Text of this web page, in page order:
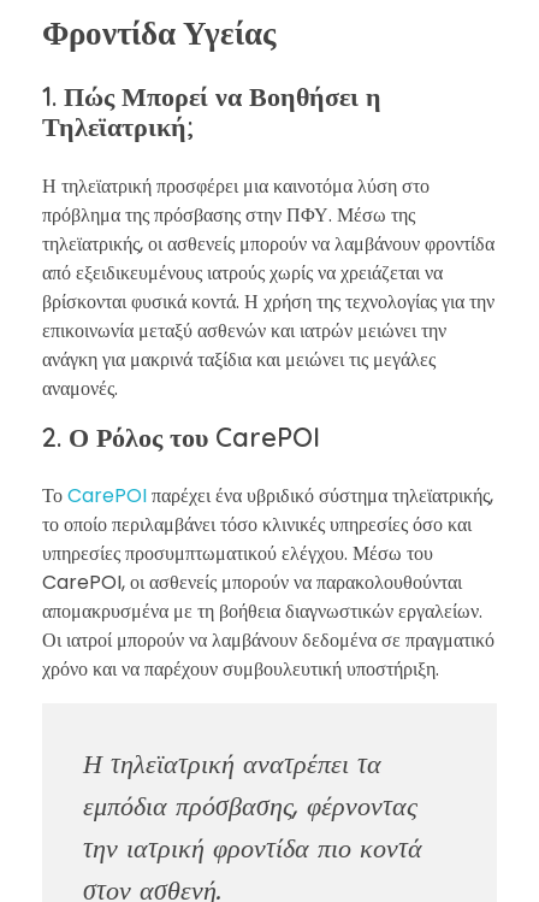
Φροντίδα Υγείας
1. Πώς Μπορεί να Βοηθήσει η
Τηλεϊατρική;
Η τηλεϊατρική προσφέρει μια καινοτόμα λύση στο
πρόβλημα της πρόσβασης στην ΠΦΥ. Μέσω της
τηλεϊατρικής, οι ασθενείς μπορούν να λαμβάνουν φροντίδα
από εξειδικευμένους ιατρούς χωρίς να χρειάζεται να
βρίσκονται φυσικά κοντά. Η χρήση της τεχνολογίας για την
επικοινωνία μεταξύ ασθενών και ιατρών μειώνει την
ανάγκη για μακρινά ταξίδια και μειώνει τις μεγάλες
αναμονές.
2. Ο Ρόλος του CarePOI
ΤοCarePOIπαρέχει ένα υβριδικό σύστημα τηλεϊατρικής,
το οποίο περιλαμβάνει τόσο κλινικές υπηρεσίες όσο και
υπηρεσίες προσυμπτωματικού ελέγχου. Μέσω του
CarePOI, οι ασθενείς μπορούν να παρακολουθούνται
απομακρυσμένα με τη βοήθεια διαγνωστικών εργαλείων.
Οι ιατροί μπορούν να λαμβάνουν δεδομένα σε πραγματικό
χρόνο και να παρέχουν συμβουλευτική υποστήριξη.
Η τηλεϊατρική ανατρέπει τα
εμπόδια πρόσβασης, φέρνοντας
την ιατρική φροντίδα πιο κοντά
στον ασθενή.